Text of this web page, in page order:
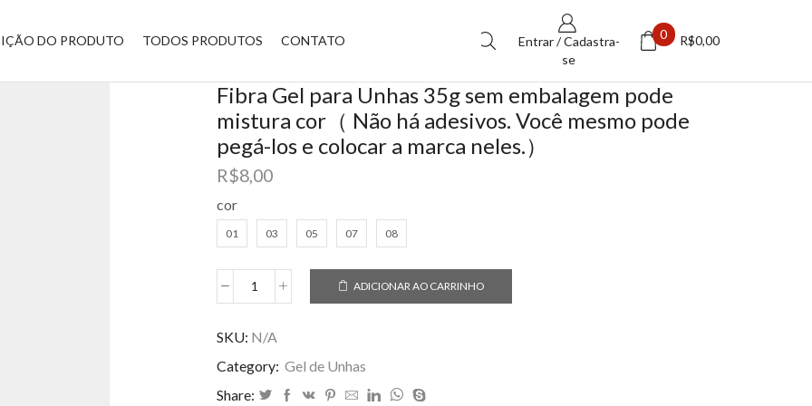
DO PRODUTO TODOS PRODUTOS CONTATO
Entrar / Cadastra-
se
0 R$0,00
Fibra Gel para Unhas 35g sem embalagem pode
mistura cor（ Não há adesivos. Você mesmo pode
pegá-los e colocar a marca neles.）
R$8,00
cor
01 03 05 07 08
Fibra
para
35g
sem
ADICIONAR AO CARRINHO
SKU: N/A
Category: Gel de Unhas
Share: